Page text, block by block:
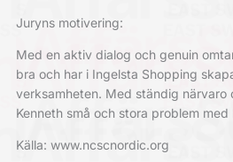
Juryns motivering:
Med en aktiv dialog och genuin
bra och har i Ingelsta Shopping
verksamheten. Med ständig närvaro
Kenneth små och stora problem
Källa: www.ncscnordic.org